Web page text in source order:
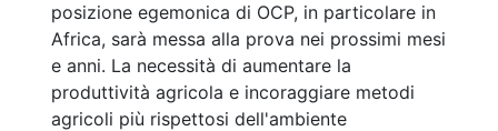
posizione egemonica di OCP, in particolare in
Africa, sarà messa alla prova nei prossimi mesi
e anni. La necessità di aumentare la
produttività agricola e incoraggiare metodi
agricoli più rispettosi dell'ambiente